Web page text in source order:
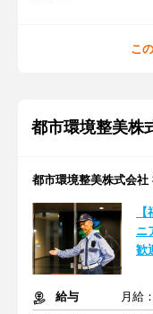
こ
都市環境整美株
都市環境整美株式会社
ニ
歓
給与
月給